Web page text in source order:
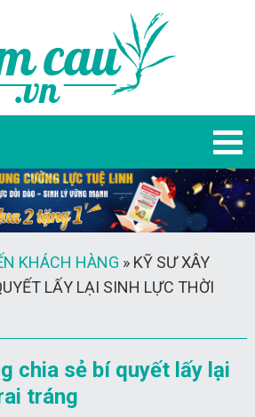
KHÁCH HÀNG » KỸ SƯ XÂY
LẤY LẠI SINH LỰC THỜI
chia sẻ bí quyết lấy lại
tráng